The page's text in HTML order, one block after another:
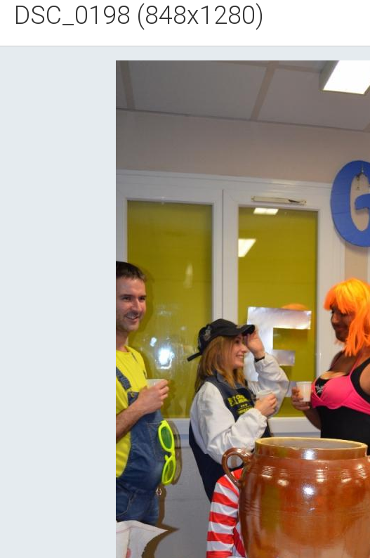
DSC_0198 (848x1280)